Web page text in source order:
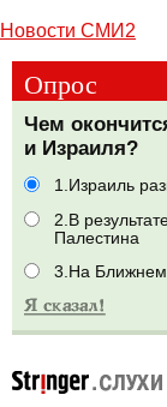
Новости СМИ2
Опрос
Чем
и Израиля?
1.Израиль
2.В
Палестина
3.На Ближнем